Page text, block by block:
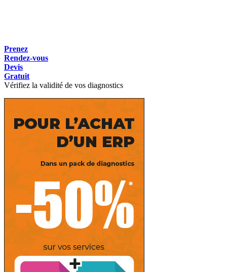
Prenez
Rendez-vous
Devis
Gratuit
Vérifiez la validité de vos diagnostics